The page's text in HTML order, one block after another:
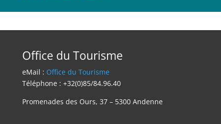
Office du Tourisme
eMail : Office du Tourisme
Téléphone : +32(0)85/84.96.40
Promenades des Ours, 37 – 5300 Andenne